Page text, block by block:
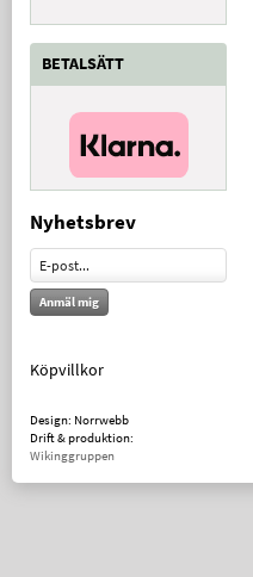
BETALSÄTT
Nyhetsbrev
Anmäl mig
Köpvillkor
Design: Norrwebb
Drift & produktion:
Wikinggruppen